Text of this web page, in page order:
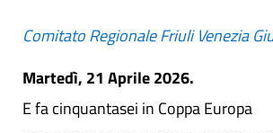
Comitato Regionale Friuli Venezia
Martedì, 21 Aprile 2026.
E fa cinquantasei in Coppa Europa